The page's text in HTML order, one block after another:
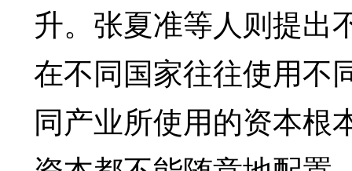
升。张夏准等人则提出
在不同国家往往使用不
同产业所使用的资本根